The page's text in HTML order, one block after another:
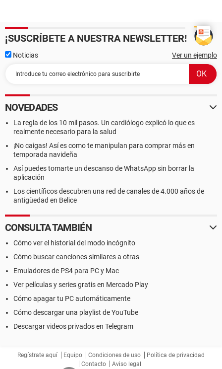
¡SUSCRÍBETE A NUESTRA NEWSLETTER!
Noticias Ver un ejemplo
NOVEDADES
La regla de los 10 mil pasos. Un cardiólogo explicó lo que es
realmente necesario para la salud
¡No caigas! Así es como te manipulan para comprar más en
temporada navideña
Así puedes tomarte un descanso de WhatsApp sin borrar la
aplicación
Los científicos descubren una red de canales de 4.000 años de
antigüedad en Belice
CONSULTA TAMBIÉN
Cómo ver el historial del modo incógnito
Cómo buscar canciones similares a otras
Emuladores de PS4 para PC y Mac
Ver películas y series gratis en Mercado Play
Cómo apagar tu PC automáticamente
Cómo descargar una playlist de YouTube
Descargar videos privados en Telegram
Regístrate aquí Equipo Condiciones de uso
Política de privacidad
Contacto
Aviso legal